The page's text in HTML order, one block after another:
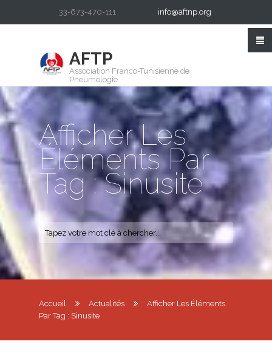
33-673-470-111 info@aftnp.org
AFTP
Association Franco-Tunisienne de
Pneumologie
Afficher Les
Éléments Par
Tag : Sinusite
Accueil Actualités
Afficher Les Éléments
Par Tag : Sinusite